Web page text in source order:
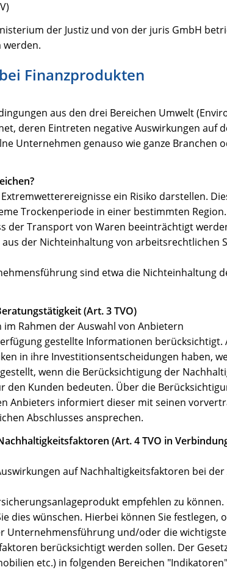
der Justiz und von der juris GmbH
werden.
Finanzprodukten
aus den drei Bereichen Umwelt
deren Eintreten negative Auswirkungen auf
Unternehmen genauso wie ganze Branchen
ein Risiko darstellen.
Trockenperiode in einer bestimmten
der Transport von Waren beeinträchtigt
aus der Nichteinhaltung von arbeitsrechtlichen
sind etwa die Nichteinhaltung
(Art. 3 TVO)
Rahmen der Auswahl von Anbietern
gestellte Informationen berücksichtigt.
in ihre Investitionsentscheidungen haben,
wenn die Berücksichtigung der
Kunden bedeuten. Über die
Anbieters informiert dieser mit seinen
Abschlusses ansprechen.
(Art. 4 TVO in
auf Nachhaltigkeitsfaktoren bei der
empfehlen zu können.
dies wünschen. Hierbei können Sie festlegen,
Unternehmensführung und/oder die
berücksichtigt werden sollen. Der
etc.) in folgenden Bereichen